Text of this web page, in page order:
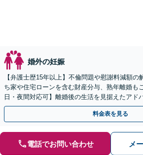
婚外の妊娠
【弁護士歴15年以上】不倫問題や慰謝料減額の
ち家や住宅ローンを含む財産分与、熟年離婚も
日・夜間対応可】離婚後の生活を見据えたアド
【完全個室】【子連れ相談可】【本通駅5分】
料金表を見る
電話でお問い合わせ メ